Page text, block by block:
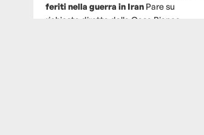
feriti nella guerra in Iran Pare su
richiesta diretta dalla Casa Bianca.